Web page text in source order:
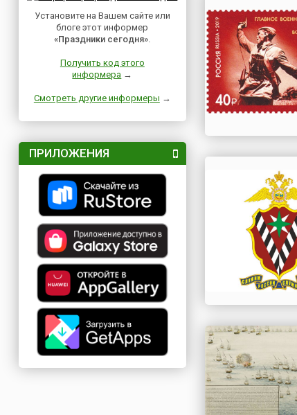
Установите на Вашем сайте или
блоге этот информер
«Праздники сегодня».
Получить код этого
информера →
Смотреть другие информеры →
ПРИЛОЖЕНИЯ